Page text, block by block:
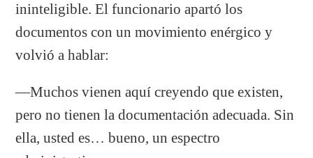
ininteligible. El funcionario apartó los
documentos con un movimiento enérgico y
volvió a hablar:
—Muchos vienen aquí creyendo que existen,
pero no tienen la documentación adecuada. Sin
ella, usted es… bueno, un espectro